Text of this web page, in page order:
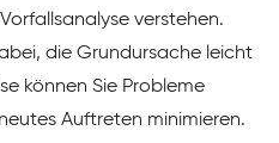
verstehen.
die Grundursache leicht
können Sie Probleme
Auftreten minimieren.